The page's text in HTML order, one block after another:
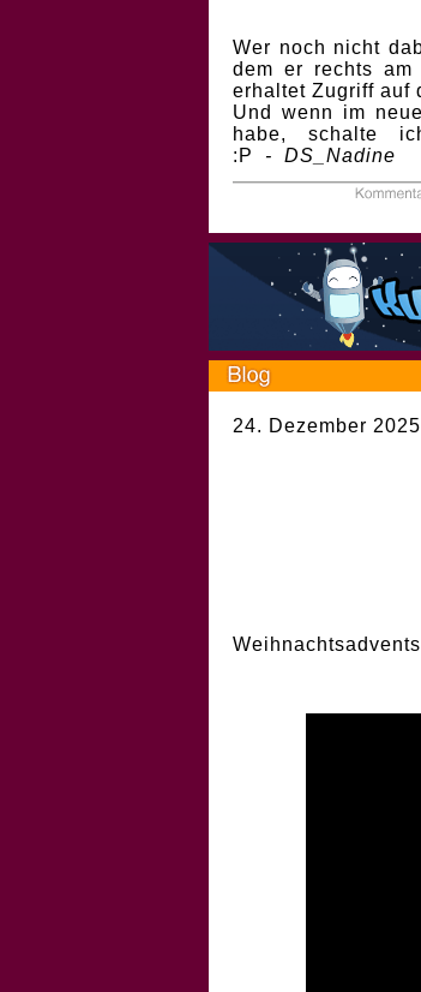
Wer noch nicht
dem er rechts
erhaltet Zugriff auf
Und wenn im
habe, schalte
:P
- DS_Nadine
24. Dezember 2025